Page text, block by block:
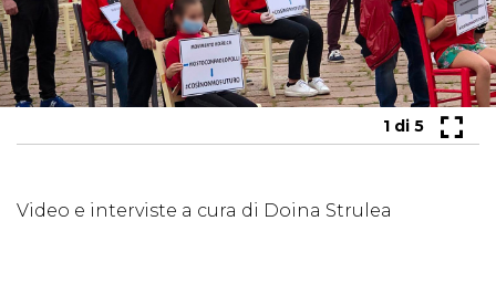
1 di 5
Video e interviste a cura di Doina Strulea